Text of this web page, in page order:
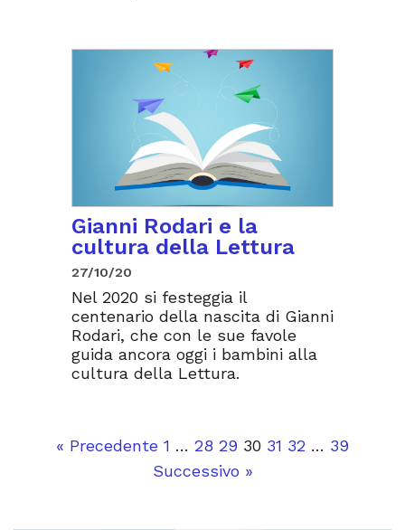
Gianni Rodari e la
cultura della Lettura
27/10/20
Nel 2020 si festeggia il
centenario della nascita di Gianni
Rodari, che con le sue favole
guida ancora oggi i bambini alla
cultura della Lettura.
« Precedente 1 … 28 29 30 31 32 … 39
Successivo »